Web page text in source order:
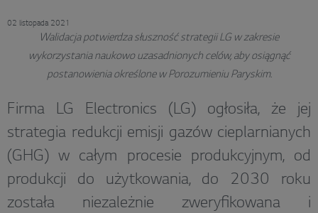
02 listopada 2021
Walidacja potwierdza słuszność strategii LG w zakresie
wykorzystania naukowo uzasadnionych celów, aby osiągnąć
postanowienia określone w Porozumieniu Paryskim.
Firma LG Electronics (LG) ogłosiła, że jej
strategia redukcji emisji gazów cieplarnianych
(GHG) w całym procesie produkcyjnym, od
produkcji do użytkowania, do 2030 roku
została niezależnie zweryfikowana i